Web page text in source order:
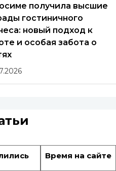
получила высшие
гостиничного
новый подход к
и особая забота о
Время на сайте